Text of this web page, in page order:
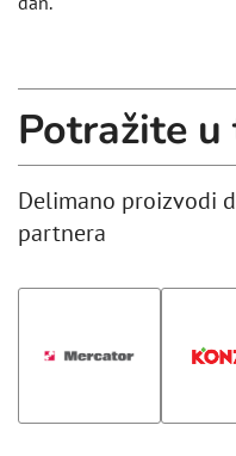
Potražite
Delimano proizvodi
partnera